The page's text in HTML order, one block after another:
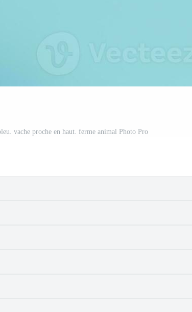
vache proche en haut. ferme animal Photo Pro